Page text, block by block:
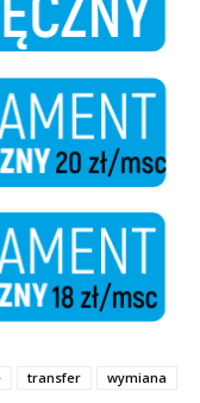
transfer wymiana